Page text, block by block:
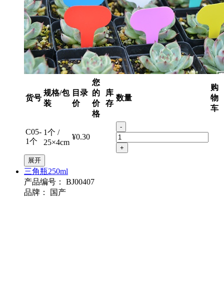
货号
规格/包
装
目录
价
您
的
价
格
库
存
数量
购
物
车
C05-
1个
1个 /
25×4cm
¥0.30
-
+
展开
三角瓶250ml
产品编号：
BJ00407
品牌：
国产